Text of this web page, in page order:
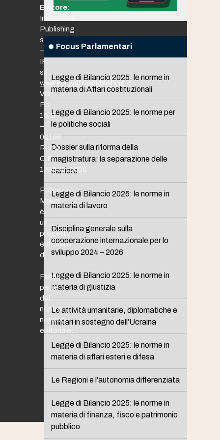
Focus Parlamentari
Legge di Bilancio 2025: le norme in
materia di Affari costituzionali
Legge di Bilancio 2025: le norme per
le politiche sociali
Dossier sulla riforma della
magistratura: la separazione delle
carriere
Legge di Bilancio 2025: le norme in
materia di lavoro
Disciplina generale sulla
cooperazione internazionale per lo
sviluppo 2024 – 2026
Legge di Bilancio 2025: le norme in
materia di giustizia
Le attività umanitarie, diplomatiche e
militari in sostegno dell’Ucraina
Legge di Bilancio 2025: le norme in
materia di affari esteri e difesa
Le Regioni e l’autonomia differenziata
Legge di Bilancio 2025: le norme in
materia di finanza, fisco e patrimonio
pubblico
Editore:
Innovative
Publishing
srl
–
IP
srl
www.innovativepublishing.it
Via
Po,
16/B
–
00198
Roma
C.F.
12653211008
Policy
Maker
è
un
progetto
editoriale
di
Fanno
parte
del
nostro
network
editoriale: